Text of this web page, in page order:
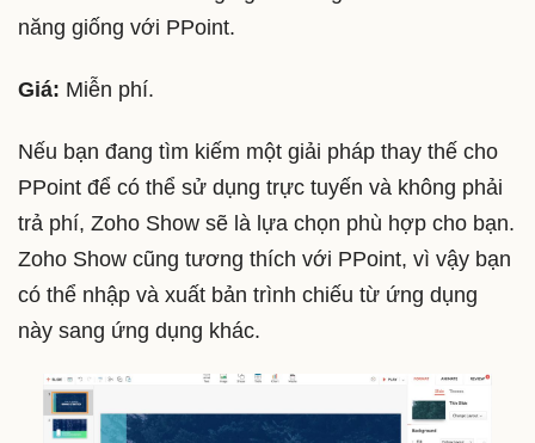
năng giống với PPoint.
Giá: Miễn phí.
Nếu bạn đang tìm kiếm một giải pháp thay thế cho
PPoint để có thể sử dụng trực tuyến và không phải
trả phí, Zoho Show sẽ là lựa chọn phù hợp cho bạn.
Zoho Show cũng tương thích với PPoint, vì vậy bạn
có thể nhập và xuất bản trình chiếu từ ứng dụng
này sang ứng dụng khác.